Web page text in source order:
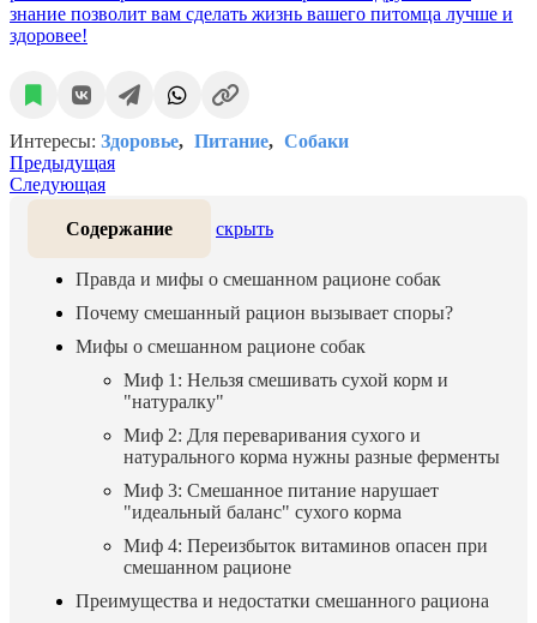
знание позволит вам сделать жизнь вашего питомца лучше и
здоровее!
Интересы: Здоровье Питание
Собаки
Предыдущая
Следующая
Содержание скрыть
Правда и мифы о смешанном рационе собак
Почему смешанный рацион вызывает споры?
Мифы о смешанном рационе собак
Миф 1: Нельзя смешивать сухой корм и
"натуралку"
Миф 2: Для переваривания сухого и
натурального корма нужны разные ферменты
Миф 3: Смешанное питание нарушает
"идеальный баланс" сухого корма
Миф 4: Переизбыток витаминов опасен при
смешанном рационе
Преимущества и недостатки смешанного рациона